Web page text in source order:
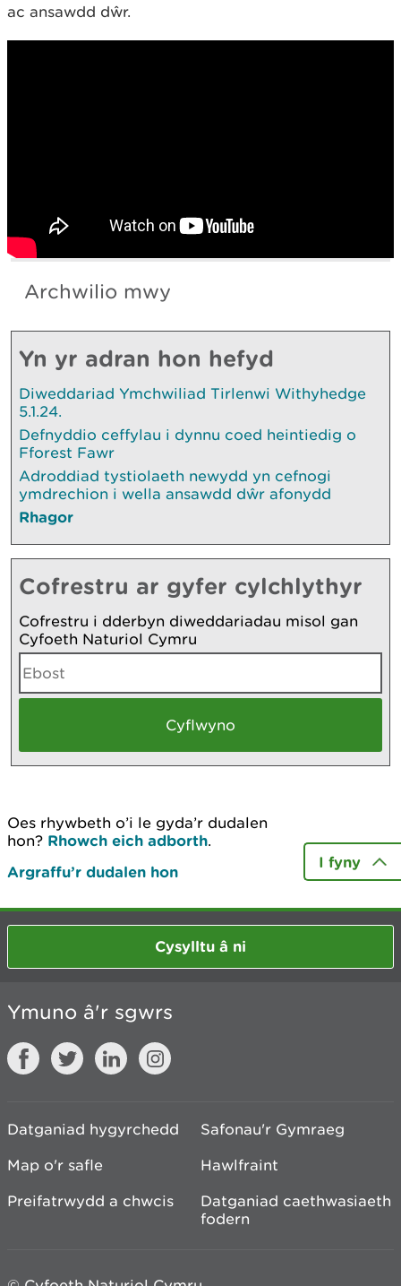
ac ansawdd dŵr.
Archwilio mwy
Yn yr adran hon hefyd
Diweddariad Ymchwiliad Tirlenwi Withyhedge
5.1.24.
Defnyddio ceffylau i dynnu coed heintiedig o
Fforest Fawr
Adroddiad tystiolaeth newydd yn cefnogi
ymdrechion i wella ansawdd dŵr afonydd
Rhagor
Cofrestru ar gyfer cylchlythyr
Cofrestru i dderbyn diweddariadau misol gan
Cyfoeth Naturiol Cymru
Oes rhywbeth o’i le gyda’r dudalen
hon? Rhowch eich adborth.
Argraffu’r dudalen hon
I fyny
Cysylltu â ni
Ymuno â'r sgwrs
Datganiad hygyrchedd
Safonau'r Gymraeg
Map o'r safle
Hawlfraint
Preifatrwydd a chwcis
Datganiad caethwasiaeth
fodern